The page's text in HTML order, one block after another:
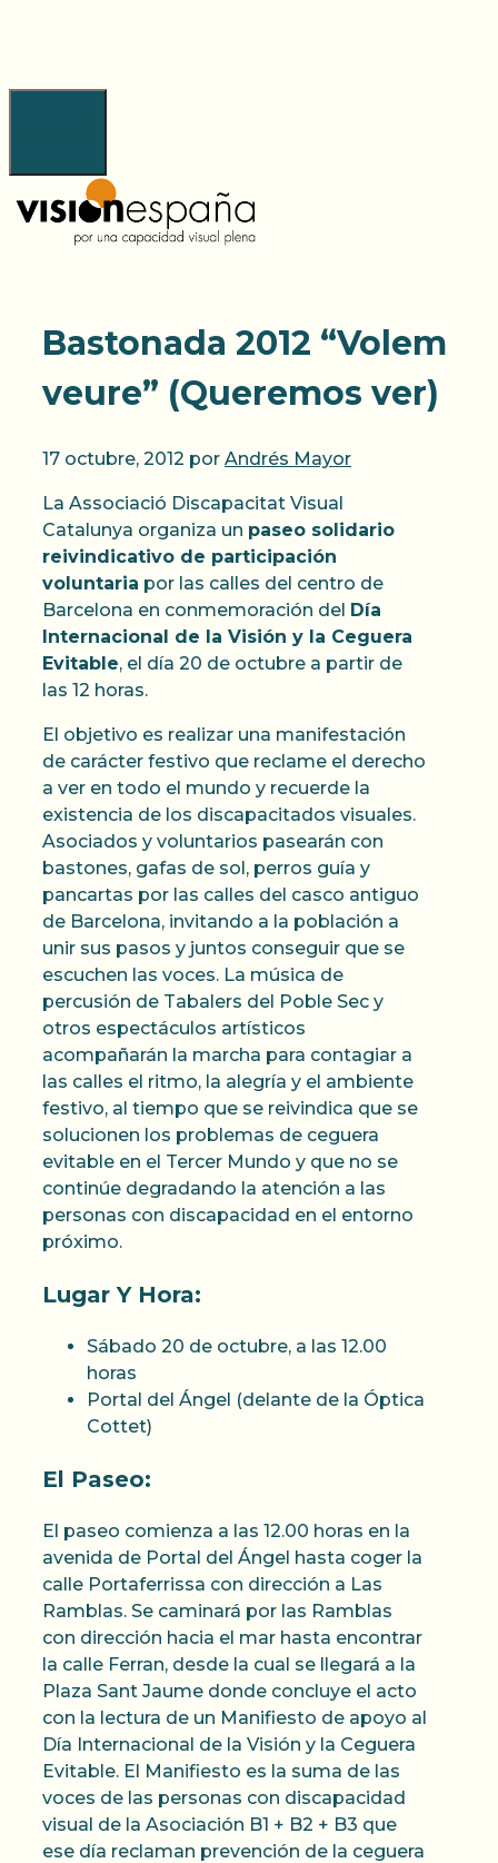
Bastonada 2012 “Volem
veure” (Queremos ver)
17 octubre, 2012 por Andrés Mayor
La Associació Discapacitat Visual
Catalunya organiza un paseo solidario
reivindicativo de participación
voluntaria por las calles del centro de
Barcelona en conmemoración del Día
Internacional de la Visión y la Ceguera
Evitable, el día 20 de octubre a partir de
las 12 horas.
El objetivo es realizar una manifestación
de carácter festivo que reclame el derecho
a ver en todo el mundo y recuerde la
existencia de los discapacitados visuales.
Asociados y voluntarios pasearán con
bastones, gafas de sol, perros guía y
pancartas por las calles del casco antiguo
de Barcelona, invitando a la población a
unir sus pasos y juntos conseguir que se
escuchen las voces. La música de
percusión de Tabalers del Poble Sec y
otros espectáculos artísticos
acompañarán la marcha para contagiar a
las calles el ritmo, la alegría y el ambiente
festivo, al tiempo que se reivindica que se
solucionen los problemas de ceguera
evitable en el Tercer Mundo y que no se
continúe degradando la atención a las
personas con discapacidad en el entorno
próximo.
Lugar Y Hora:
Sábado 20 de octubre, a las 12.00
horas
Portal del Ángel (delante de la Óptica
Cottet)
El Paseo:
El paseo comienza a las 12.00 horas en la
avenida de Portal del Ángel hasta coger la
calle Portaferrissa con dirección a Las
Ramblas. Se caminará por las Ramblas
con dirección hacia el mar hasta encontrar
la calle Ferran, desde la cual se llegará a la
Plaza Sant Jaume donde concluye el acto
con la lectura de un Manifiesto de apoyo al
Día Internacional de la Visión y la Ceguera
Evitable. El Manifiesto es la suma de las
voces de las personas con discapacidad
visual de la Asociación B1 + B2 + B3 que
ese día reclaman prevención de la ceguera